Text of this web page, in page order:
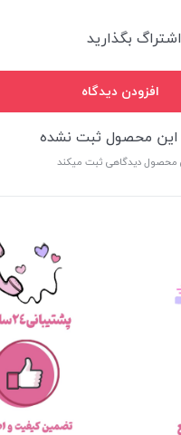
بگذارید
افزودن دیدگاه
این محصول ثبت نشده
محصول دیدگاهی ثبت میکند